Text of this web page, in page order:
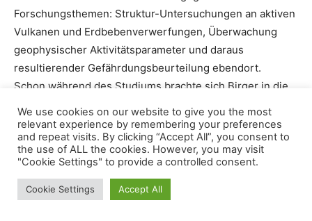
Forschungsthemen: Struktur-Untersuchungen an aktiven
Vulkanen und Erdbebenverwerfungen, Überwachung
geophysischer Aktivitätsparameter und daraus
resultierender Gefährdungsbeurteilung ebendort.
Schon während des Studiums brachte sich Birger in die
Vorlesung seines Direktors. Seit dem Sommersemester
2012 lehrte Birger im Rahmen eines Masterstudiengangs
Vulkanologie, hielt Vorträge und Vorlesungen zu
vulkanischen Gefahren und Risikobewertung an der Uni
Potsdam, und tut dies bis heute ehrenamtlich.
We use cookies on our website to give you the most
relevant experience by remembering your preferences
and repeat visits. By clicking “Accept All”, you consent to
the use of ALL the cookies. However, you may visit
"Cookie Settings" to provide a controlled consent.
Cookie Settings Accept All